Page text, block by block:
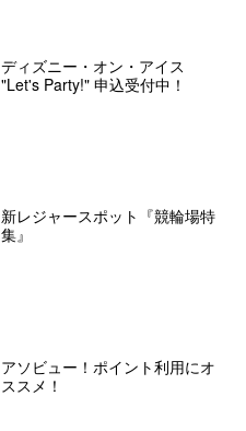
ディズニー・オン・アイス
"Let's Party!" 申込受付中！
新レジャースポット『競輪場特
集』
アソビュー！ポイント利用にオ
ススメ！